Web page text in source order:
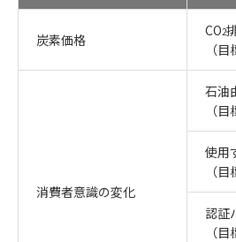
炭素価格
CO2
（
消費者意識の変化
石油
（
使用
（
認証
（